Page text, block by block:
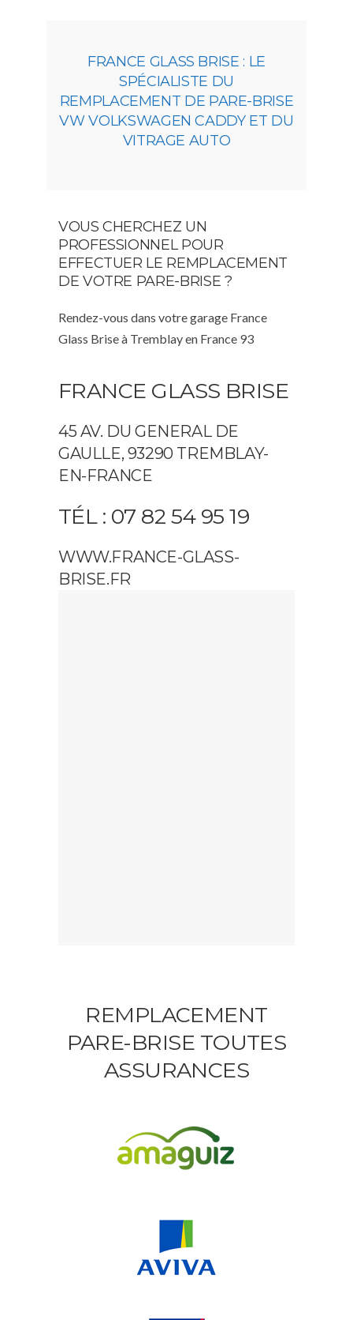
FRANCE GLASS BRISE : LE
SPÉCIALISTE DU
REMPLACEMENT DE PARE-BRISE
VW VOLKSWAGEN CADDY ET DU
VITRAGE AUTO
VOUS CHERCHEZ UN
PROFESSIONNEL POUR
EFFECTUER LE REMPLACEMENT
DE VOTRE PARE-BRISE ?
Rendez-vous dans votre garage France
Glass Brise à Tremblay en France 93
FRANCE GLASS BRISE
45 AV. DU GENERAL DE
GAULLE, 93290 TREMBLAY-
EN-FRANCE
TÉL : 07 82 54 95 19
WWW.FRANCE-GLASS-
BRISE.FR
REMPLACEMENT
PARE-BRISE TOUTES
ASSURANCES